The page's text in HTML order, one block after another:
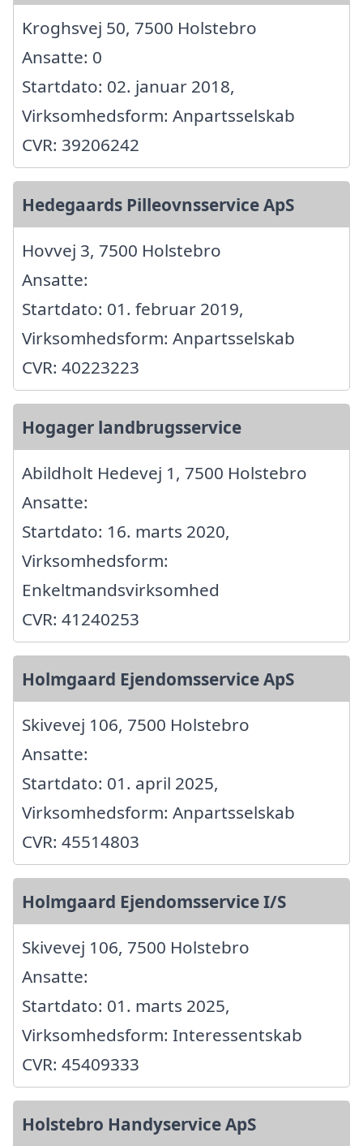
Kroghsvej 50, 7500 Holstebro
Ansatte: 0
Startdato: 02. januar 2018,
Virksomhedsform: Anpartsselskab
CVR: 39206242
Hedegaards Pilleovnsservice ApS
Hovvej 3, 7500 Holstebro
Ansatte:
Startdato: 01. februar 2019,
Virksomhedsform: Anpartsselskab
CVR: 40223223
Hogager landbrugsservice
Abildholt Hedevej 1, 7500 Holstebro
Ansatte:
Startdato: 16. marts 2020,
Virksomhedsform:
Enkeltmandsvirksomhed
CVR: 41240253
Holmgaard Ejendomsservice ApS
Skivevej 106, 7500 Holstebro
Ansatte:
Startdato: 01. april 2025,
Virksomhedsform: Anpartsselskab
CVR: 45514803
Holmgaard Ejendomsservice I/S
Skivevej 106, 7500 Holstebro
Ansatte:
Startdato: 01. marts 2025,
Virksomhedsform: Interessentskab
CVR: 45409333
Holstebro Handyservice ApS